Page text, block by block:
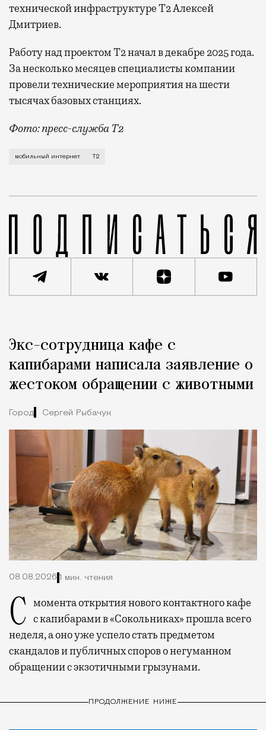
технической инфраструктуре Т2 Алексей
Дмитриев.
Работу над проектом Т2 начал в декабре 2025 года.
За несколько месяцев специалисты компании
провели технические мероприятия на шести
тысячах базовых станциях.
Фото: пресс-служба Т2
Мобильный оператор Т2 завершил работы по
мобильный интернет Т2
Город
Экс-сотрудница кафе с
капибарами написала заявление о
жестоком обращении с животными
Город Сергей Рыбачук
08.08.2026 1 мин. чтения
С момента открытия нового контактного кафе с капибарами в «Сокольниках» прошла всего
неделя, а оно уже успело стать предметом
скандалов и публичных споров о негуманном
обращении с экзотичными грызунами.
ПРОДОЛЖЕНИЕ НИЖЕ